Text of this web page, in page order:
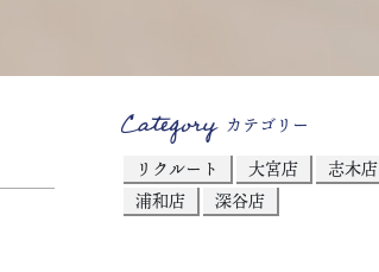
Categoryカテゴリー
リクルート
大宮店
志木店
浦和店
深谷店